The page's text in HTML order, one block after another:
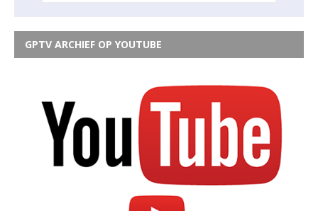
GPTV ARCHIEF OP YOUTUBE